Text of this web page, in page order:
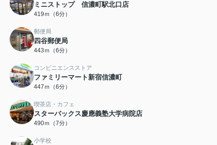
ミニストップ 信濃町駅北口店
419ｍ（6分）
郵便局
四谷郵便局
443ｍ（6分）
コンビニエンスストア
ファミリーマート新宿信濃町
447ｍ（6分）
喫茶店・カフェ
スターバックス慶應義塾大学病院店
490ｍ（7分）
小学校